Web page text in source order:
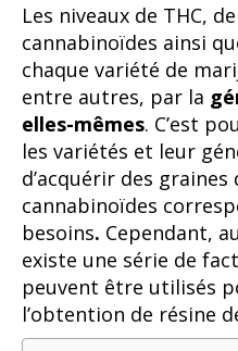
Les niveaux de THC,
cannabinoïdes ainsi
chaque variété de
entre autres, par la
elles-mêmes. C’est
les variétés et leur
d’acquérir des
cannabinoïdes
besoins. Cependant,
existe une série de
peuvent être utilisés
l’obtention de résine